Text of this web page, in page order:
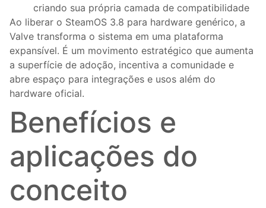
criando sua própria camada de compatibilidade
Ao liberar o SteamOS 3.8 para hardware genérico, a
Valve transforma o sistema em uma plataforma
expansível. É um movimento estratégico que aumenta
a superfície de adoção, incentiva a comunidade e
abre espaço para integrações e usos além do
hardware oficial.
Benefícios e
aplicações do
conceito